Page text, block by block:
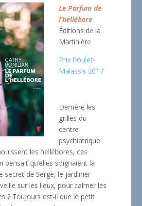
Le Parfum de
l’hellébore
Éditions de la
Martinière
Prix Poulet-
Malassis 2017
Derrière les
grilles du
centre
psychiatrique
les hellébores, ces
pensait qu’elles soignaient la
secret de Serge, le jardinier
sur les lieux, pour calmer les
? Toujours est-il que le petit